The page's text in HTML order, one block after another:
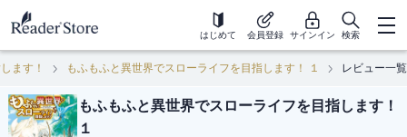
はじめて 会員登録 サインイン 検索
ます！ もふもふと異世界でスローライフを目指します！ １ レビュー一覧
もふもふと異世界でスローライフを目指します！
１